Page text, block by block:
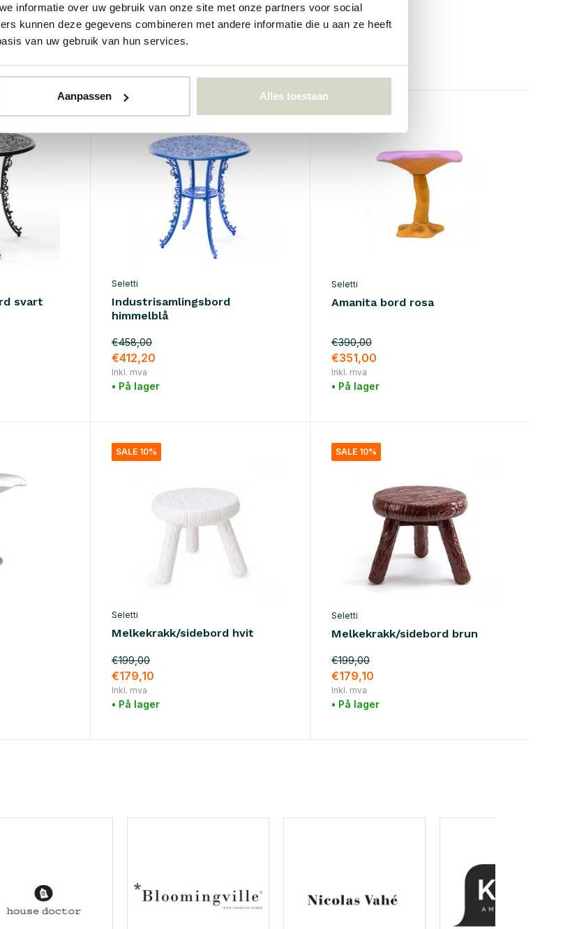
informatie over uw gebruik van onze site met onze partners voor social
kunnen deze gegevens combineren met andere informatie die u aan ze heeft
van uw gebruik van hun services.
Aanpassen Alles toestaan
€2.076,00
€1.868,40
Inkl. mva
€458,00
€412,20
svart
SALE 10%
Seletti
Industrisamlingsbord
himmelblå
€458,00
€412,20
Inkl. mva
• På lager
Seletti
Amanita bord rosa
€390,00
€351,00
Inkl. mva
• På lager
SALE 10%
Seletti
Melkekrakk/sidebord hvit
€199,00
€179,10
Inkl. mva
• På lager
SALE 10%
Seletti
Melkekrakk/sidebord brun
€199,00
€179,10
Inkl. mva
• På lager